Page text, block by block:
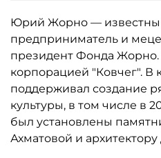
Юрий Жорно —
предприниматель и
президент Фонда Жорно.
корпорацией "Ковчег". В
поддерживал создание
культуры, в том числе в
был установлены
Ахматовой и